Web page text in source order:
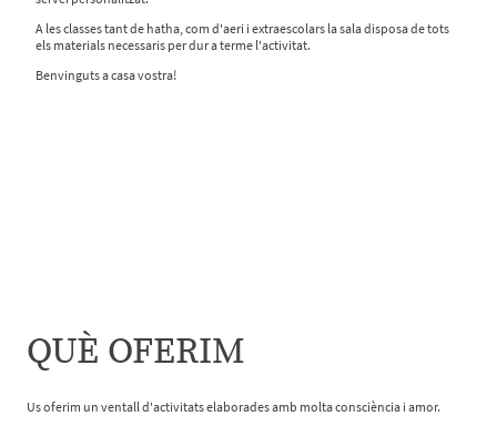
A les classes tant de hatha, com d'aeri i extraescolars la sala disposa de tots
els materials necessaris per dur a terme l'activitat.
Benvinguts a casa vostra!
QUÈ OFERIM
Us oferim un ventall d'activitats elaborades amb molta consciència i amor.